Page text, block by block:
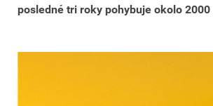
posledné tri roky pohybuje okolo 2000